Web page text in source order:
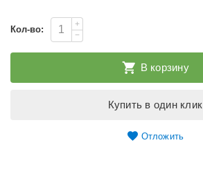
Кол-во:
+
−
В корзину
Купить в один клик
Отложить